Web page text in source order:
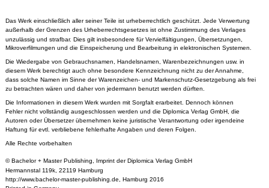
Das Werk einschließlich aller seiner Teile ist urheberrechtlich geschützt. Jede Verwertung
außerhalb der Grenzen des Urheberrechtsgesetzes ist ohne Zustimmung des Verlages
unzulässig und strafbar. Dies gilt insbesondere für Vervielfältigungen, Übersetzungen,
Mikroverfilmungen und die Einspeicherung und Bearbeitung in elektronischen Systemen.
Die Wiedergabe von Gebrauchsnamen, Handelsnamen, Warenbezeichnungen usw. in
diesem Werk berechtigt auch ohne besondere Kennzeichnung nicht zu der Annahme,
dass solche Namen im Sinne der Warenzeichen- und Markenschutz-Gesetzgebung als frei
zu betrachten wären und daher von jedermann benutzt werden dürften.
Die Informationen in diesem Werk wurden mit Sorgfalt erarbeitet. Dennoch können
Fehler nicht vollständig ausgeschlossen werden und die Diplomica Verlag GmbH, die
Autoren oder Übersetzer übernehmen keine juristische Verantwortung oder irgendeine
Haftung für evtl. verbliebene fehlerhafte Angaben und deren Folgen.
Alle Rechte vorbehalten
© Bachelor + Master Publishing, Imprint der Diplomica Verlag GmbH
Hermannstal 119k, 22119 Hamburg
http://www.bachelor-master-publishing.de, Hamburg 2016